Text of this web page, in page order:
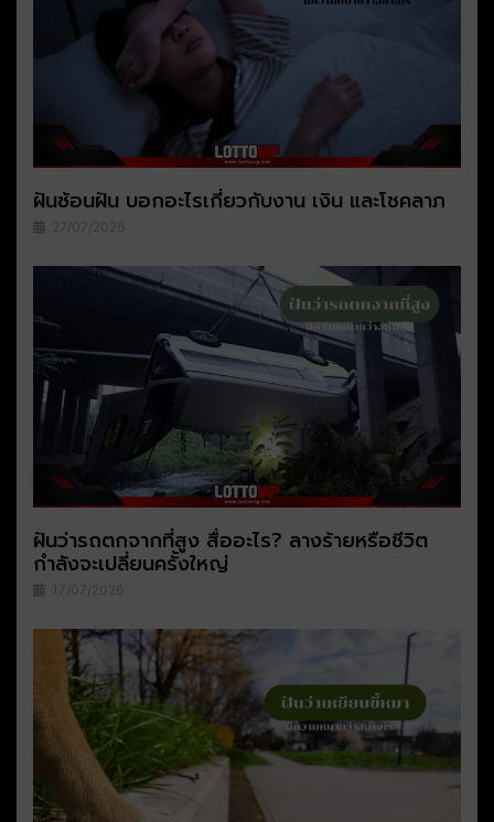
ฝันซ้อนฝัน บอกอะไรเกี่ยวกับงาน เงิน และโชคลาภ
27/07/2026
ฝันว่ารถตกจากที่สูง สื่ออะไร? ลางร้ายหรือชีวิต
กำลังจะเปลี่ยนครั้งใหญ่
17/07/2026